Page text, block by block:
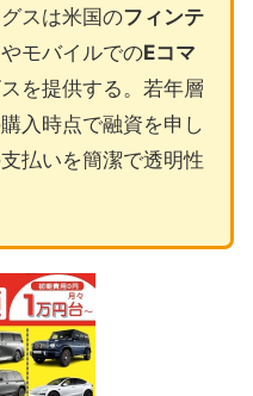
スは米国のフィンテ
モバイルでのEコマ
を提供する。若年層
入時点で融資を申し
払いを簡潔で透明性